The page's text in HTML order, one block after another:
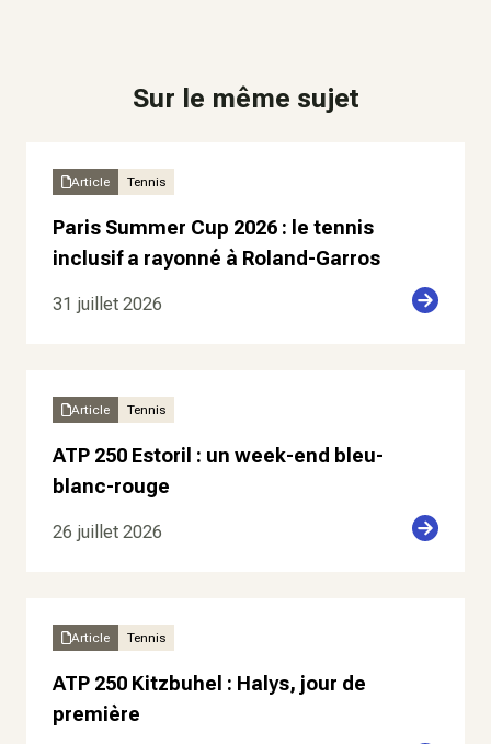
Sur le même sujet
Article Tennis
Paris Summer Cup 2026 : le tennis
inclusif a rayonné à Roland-Garros
31 juillet 2026
Article Tennis
ATP 250 Estoril : un week-end bleu-
blanc-rouge
26 juillet 2026
Article Tennis
ATP 250 Kitzbuhel : Halys, jour de
première